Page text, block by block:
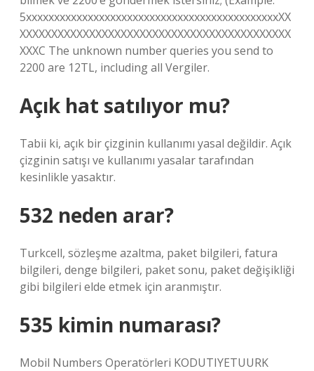
5xxxxxxxxxxxxxxxxxxxxxxxxxxxxxxxxxxxxxxxxxxxxxXX
XXXXXXXXXXXXXXXXXXXXXXXXXXXXXXXXXXXXXXXXXXX
XXXC The unknown number queries you send to
2200 are 12TL, including all Vergiler.
Açık hat satılıyor mu?
Tabii ki, açık bir çizginin kullanımı yasal değildir. Açık
çizginin satışı ve kullanımı yasalar tarafından
kesinlikle yasaktır.
532 neden arar?
Turkcell, sözleşme azaltma, paket bilgileri, fatura
bilgileri, denge bilgileri, paket sonu, paket değişikliği
gibi bilgileri elde etmek için aranmıştır.
535 kimin numarası?
Mobil Numbers Operatörleri KODUTIYETUURK